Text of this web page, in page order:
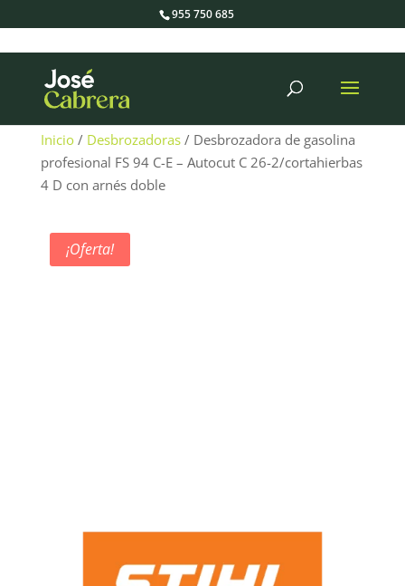
955 750 685
Inicio/ Desbrozadoras/ Desbrozadora de gasolina
profesional FS 94 C-E – Autocut C 26-2/cortahierbas
4 D con arnés doble
¡Oferta!